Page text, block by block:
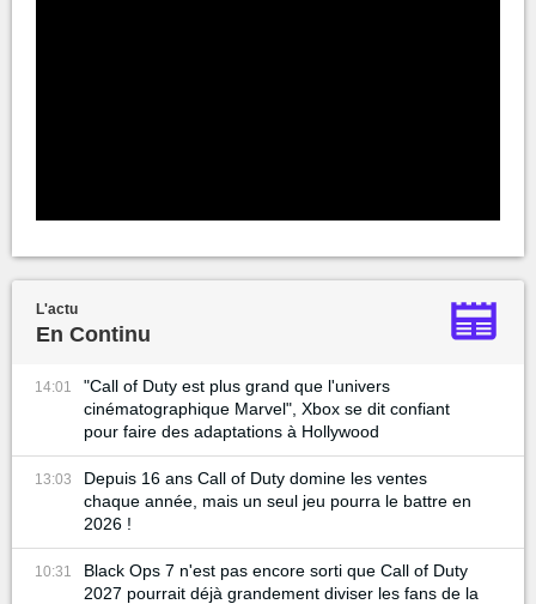
L'actu
En Continu
14:01
"Call of Duty est plus grand que l'univers
cinématographique Marvel", Xbox se dit confiant
pour faire des adaptations à Hollywood
13:03
Depuis 16 ans Call of Duty domine les ventes
chaque année, mais un seul jeu pourra le battre en
2026 !
10:31
Black Ops 7 n'est pas encore sorti que Call of Duty
2027 pourrait déjà grandement diviser les fans de la